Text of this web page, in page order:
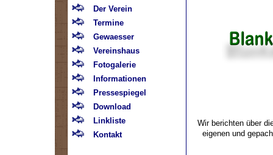
Der Verein
Termine
Gewaesser
Vereinshaus
Fotogalerie
Informationen
Pressespiegel
Download
Linkliste
Kontakt
Wir berichten über
eigenen und